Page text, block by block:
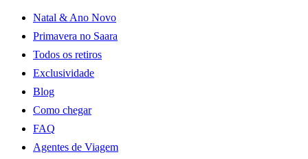
Natal & Ano Novo
Primavera no Saara
Todos os retiros
Exclusividade
Blog
Como chegar
FAQ
Agentes de Viagem